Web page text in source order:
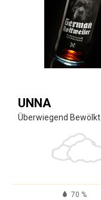
UNNA
Überwiegend Bewölkt
70 %